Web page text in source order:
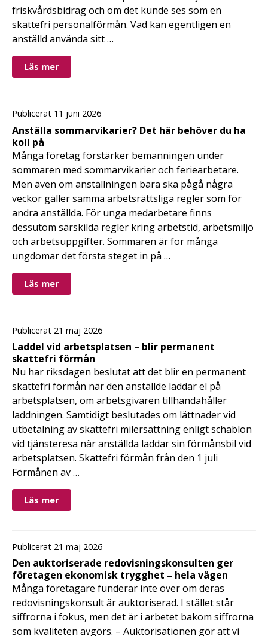
friskvårdsbidrag och om det kunde ses som en
skattefri personalförmån. Vad kan egentligen en
anställd använda sitt …
Läs mer
Publicerat 11 juni 2026
Anställa sommarvikarier? Det här behöver du ha
koll på
Många företag förstärker bemanningen under
sommaren med sommarvikarier och feriearbetare.
Men även om anställningen bara ska pågå några
veckor gäller samma arbetsrättsliga regler som för
andra anställda. För unga medarbetare finns
dessutom särskilda regler kring arbetstid, arbetsmiljö
och arbetsuppgifter. Sommaren är för många
ungdomar det första steget in på …
Läs mer
Publicerat 21 maj 2026
Laddel vid arbetsplatsen – blir permanent
skattefri förmån
Nu har riksdagen beslutat att det blir en permanent
skattefri förmån när den anställde laddar el på
arbetsplatsen, om arbetsgivaren tillhandahåller
laddningen. Samtidigt beslutades om lättnader vid
utbetalning av skattefri milersättning enligt schablon
vid tjänsteresa när anställda laddar sin förmånsbil vid
arbetsplatsen. Skattefri förmån från den 1 juli
Förmånen av …
Läs mer
Publicerat 21 maj 2026
Den auktoriserade redovisningskonsulten ger
företagen ekonomisk trygghet – hela vägen
Många företagare funderar inte över om deras
redovisningskonsult är auktoriserad. I stället står
siffrorna i fokus, men det är i arbetet bakom siffrorna
som kvaliteten avgörs. – Auktorisationen gör att vi